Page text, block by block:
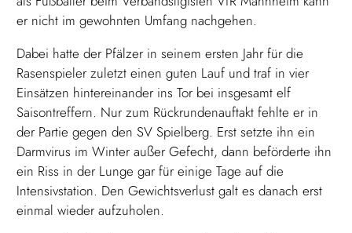
er nicht im gewohnten Umfang nachgehen.
Dabei hatte der Pfälzer in seinem ersten Jahr für die
Rasenspieler zuletzt einen guten Lauf und traf in vier
Einsätzen hintereinander ins Tor bei insgesamt elf
Saisontreffern. Nur zum Rückrundenauftakt fehlte er in
der Partie gegen den SV Spielberg. Erst setzte ihn ein
Darmvirus im Winter außer Gefecht, dann beförderte ihn
ein Riss in der Lunge gar für einige Tage auf die
Intensivstation. Den Gewichtsverlust galt es danach erst
einmal wieder aufzuholen.